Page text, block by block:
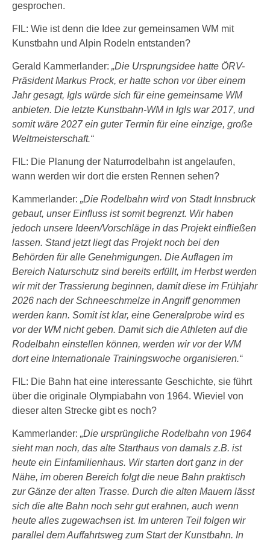
gesprochen.
FIL: Wie ist denn die Idee zur gemeinsamen WM mit
Kunstbahn und Alpin Rodeln entstanden?
Gerald Kammerlander: „Die Ursprungsidee hatte ÖRV-
Präsident Markus Prock, er hatte schon vor über einem
Jahr gesagt, Igls würde sich für eine gemeinsame WM
anbieten. Die letzte Kunstbahn-WM in Igls war 2017, und
somit wäre 2027 ein guter Termin für eine einzige, große
Weltmeisterschaft.“
FIL: Die Planung der Naturrodelbahn ist angelaufen,
wann werden wir dort die ersten Rennen sehen?
Kammerlander: „Die Rodelbahn wird von Stadt Innsbruck
gebaut, unser Einfluss ist somit begrenzt. Wir haben
jedoch unsere Ideen/Vorschläge in das Projekt einfließen
lassen. Stand jetzt liegt das Projekt noch bei den
Behörden für alle Genehmigungen. Die Auflagen im
Bereich Naturschutz sind bereits erfüllt, im Herbst werden
wir mit der Trassierung beginnen, damit diese im Frühjahr
2026 nach der Schneeschmelze in Angriff genommen
werden kann. Somit ist klar, eine Generalprobe wird es
vor der WM nicht geben. Damit sich die Athleten auf die
Rodelbahn einstellen können, werden wir vor der WM
dort eine Internationale Trainingswoche organisieren.“
FIL: Die Bahn hat eine interessante Geschichte, sie führt
über die originale Olympiabahn von 1964. Wieviel von
dieser alten Strecke gibt es noch?
Kammerlander: „Die ursprüngliche Rodelbahn von 1964
sieht man noch, das alte Starthaus von damals z.B. ist
heute ein Einfamilienhaus. Wir starten dort ganz in der
Nähe, im oberen Bereich folgt die neue Bahn praktisch
zur Gänze der alten Trasse. Durch die alten Mauern lässt
sich die alte Bahn noch sehr gut erahnen, auch wenn
heute alles zugewachsen ist. Im unteren Teil folgen wir
parallel dem Auffahrtsweg zum Start der Kunstbahn. In